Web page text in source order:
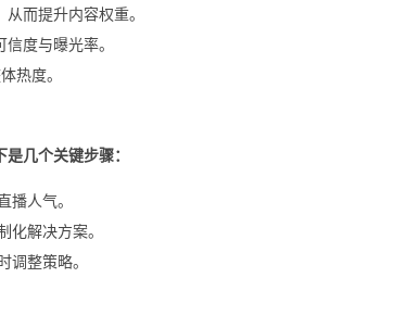
而提升内容权重。
度与曝光率。
热度。
是几个关键步骤：
人气。
解决方案。
整策略。